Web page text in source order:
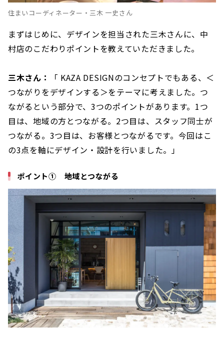
住まいコーディネーター・三木 一史さん
まずはじめに、デザインを担当された三木さんに、中
村店のこだわりポイントを教えていただきました。
三木さん：
「 KAZA DESIGNのコンセプトでもある、＜
つながりをデザインする＞をテーマに考えました。つ
ながるという部分で、3つのポイントがあります。1つ
目は、地域の方とつながる。2つ目は、スタッフ同士が
つながる。3つ目は、お客様とつながるです。今回はこ
の3点を軸にデザイン・設計を行いました。」
ポイント① 地域とつながる